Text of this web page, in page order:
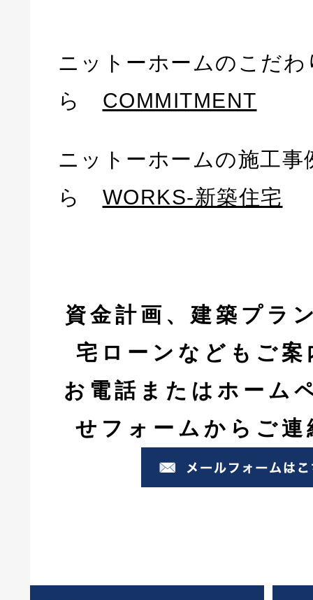
ニットーホームのこだ
ら COMMITMENT
ニットーホームの施工事
ら WORKS-新築住宅
資金計画、建築プラ
宅ローンなどもご
お電話またはホーム
せフォームからご